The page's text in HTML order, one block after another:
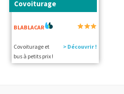
Covoiturage
BLABLACAR
Covoiturage et
bus à petits prix !
> Découvrir !